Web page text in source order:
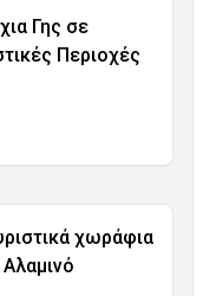
Γης σε
Περιοχές
χωράφια